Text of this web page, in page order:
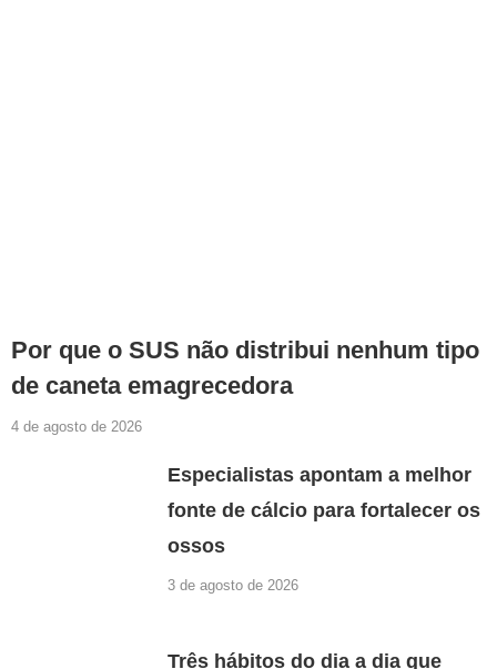
Por que o SUS não distribui nenhum tipo
de caneta emagrecedora
4 de agosto de 2026
Especialistas apontam a melhor
fonte de cálcio para fortalecer os
ossos
3 de agosto de 2026
Três hábitos do dia a dia que